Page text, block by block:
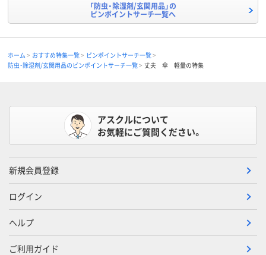
「防虫・除湿剤/玄関用品」の
ピンポイントサーチ一覧へ
ホーム おすすめ特集一覧
ピンポイントサーチ一覧
防虫・除湿剤/玄関用品のピンポイントサーチ一覧
丈夫 傘 軽量の特集
アスクルについて
お気軽にご質問ください。
新規会員登録
ログイン
ヘルプ
ご利用ガイド